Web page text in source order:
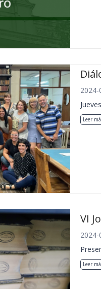
2024-
Leer
VI
2024-
Leer